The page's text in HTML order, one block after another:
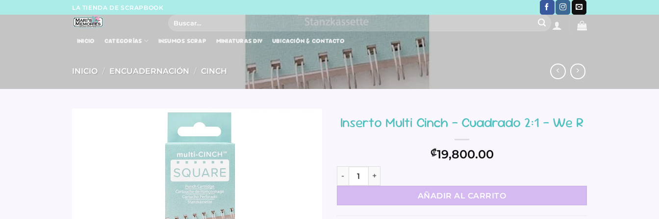
LA TIENDA DE SCRAPBOOK
INICIO CATEGORÍAS INSUMOS SCRAP MINIATURAS DIY UBICACIÓN & CONTACTO
INICIO / ENCUADERNACIÓN / CINCH
Inserto Multi Cinch – Cuadrado 2:1 – We R
₡19,800.00
AÑADIR AL CARRITO